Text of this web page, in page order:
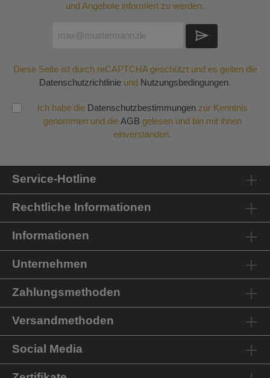
und Angebote informiert zu werden.
Diese Seite ist durch reCAPTCHA geschützt und es gelten die
Datenschutzrichtlinie und Nutzungsbedingungen.
Ich habe die Datenschutzbestimmungenzur Kenntnis
genommen und dieAGB gelesen und bin mit ihnen
einverstanden.
Service-Hotline
Rechtliche Informationen
Informationen
Unternehmen
Zahlungsmethoden
Versandmethoden
Social Media